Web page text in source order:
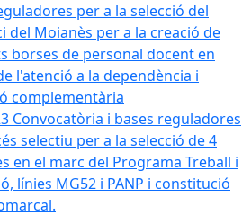
per a la selecció del
del Moianès per a la creació de
borses de personal docent en
l'atenció a la dependència i
complementària
Convocatòria i bases reguladores
selectiu per a la selecció de 4
en el marc del Programa Treball i
línies MG52 i PANP i constitució